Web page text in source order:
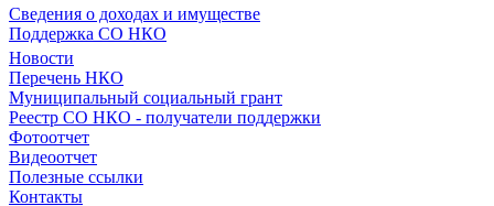
Сведения о доходах и имуществе
Поддержка СО НКО
Новости
Перечень НКО
Муниципальный социальный грант
Реестр СО НКО - получатели поддержки
Фотоотчет
Видеоотчет
Полезные ссылки
Контакты